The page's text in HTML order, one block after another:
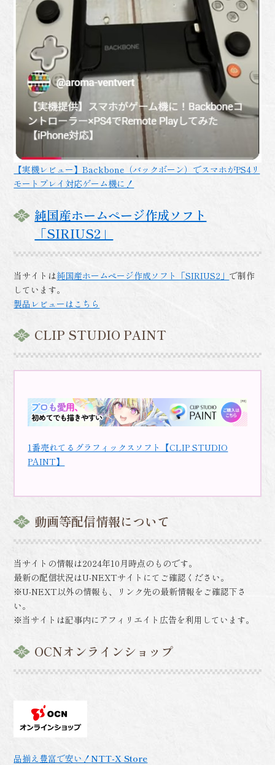
【実機レビュー】Backbone（バックボーン）でスマホがPS4リ
モートプレイ対応ゲーム機に！
純国産ホームページ作成ソフト
「SIRIUS2」
当サイトは純国産ホームページ作成ソフト「SIRIUS2」 で制作
しています。
製品レビューはこちら
CLIP STUDIO PAINT
1番売れてるグラフィックスソフト【CLIP STUDIO
PAINT】
動画等配信情報について
当サイトの情報は2024年10月時点のものです。
最新の配信状況はU-NEXTサイトにてご確認ください。
※U-NEXT以外の情報も、リンク先の最新情報をご確認下さ
い。
※当サイトは記事内にアフィリエイト広告を利用しています。
OCNオンラインショップ
品揃え豊富で安い！NTT-X Store